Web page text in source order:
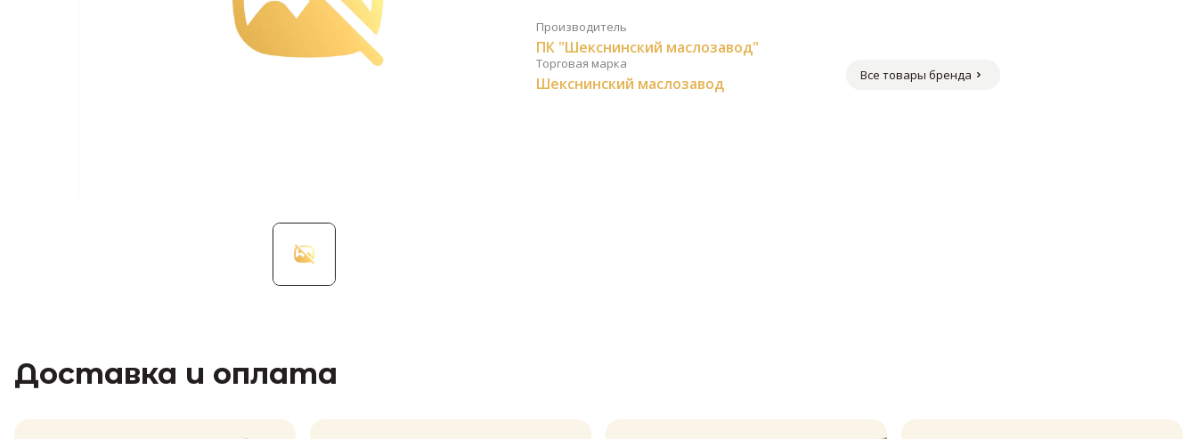
Производитель
ПК "Шекснинский маслозавод"
Торговая марка
Шекснинский маслозавод Все товары бренда
Доставка и оплата